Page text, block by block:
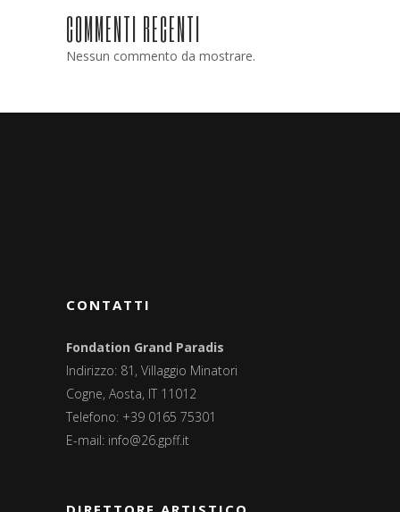
COMMENTI RECENTI
Nessun commento da mostrare.
CONTATTI
Fondation Grand Paradis
Indirizzo: 81, Villaggio Minatori
Cogne, Aosta, IT 11012
Telefono: +39 0165 75301
E-mail: info@26.gpff.it